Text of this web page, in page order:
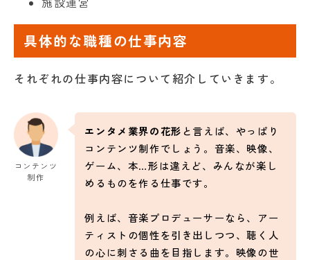
具体的な職種の仕事内容
それぞれの仕事内容について紹介していきます。
コンテンツ
制作
エンタメ業界の花形 と言えば、やっぱり
コンテンツ制作でしょう。音楽、映像、
ゲーム、本…形は違えど、みんなが楽し
めるものを作る仕事です。
例えば、音楽プロデューサーなら、アー
ティストの個性を引き出しつつ、聴く人
の心に刺さる曲を目指します。映像の世